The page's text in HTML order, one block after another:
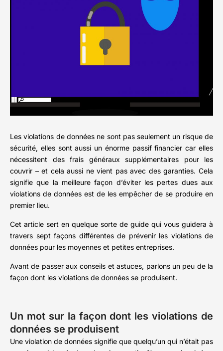
Les violations de données ne sont pas seulement un risque de
sécurité, elles sont aussi un énorme passif financier car elles
nécessitent des frais généraux supplémentaires pour les
couvrir – et cela aussi ne vient pas avec des garanties. Cela
signifie que la meilleure façon d’éviter les pertes dues aux
violations de données est de les empêcher de se produire en
premier lieu.
Cet article sert en quelque sorte de guide qui vous guidera à
travers sept façons différentes de prévenir les violations de
données pour les moyennes et petites entreprises.
Avant de passer aux conseils et astuces, parlons un peu de la
façon dont les violations de données se produisent.
Un mot sur la façon dont les violations de
données se produisent
Une violation de données signifie que quelqu’un qui n’était pas